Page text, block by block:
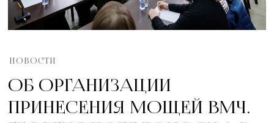
НОВОСТИ
ОБ ОРГАНИЗАЦИИ
ПРИНЕСЕНИЯ МОЩЕЙ ВМЧ.